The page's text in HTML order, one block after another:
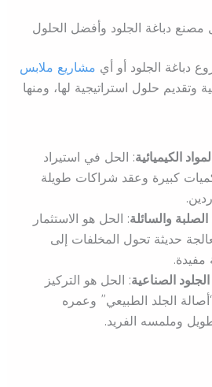
دباغة الجلود وأفضل الحلول
دباغة الجلود أو أي مشاريع ملابس
وتقديم حلول استراتيجية لها، ومنها
الكيميائية: الحل في استيراد
كبيرة وعقد شراكات طويلة
الصلبة والسائلة: الحل هو الاستثمار
حديثة تحول المخلفات إلى
مفيدة.
الصناعية: الحل هو التركيز
الجلد الطبيعي” وعمره
وملمسه الفريد.